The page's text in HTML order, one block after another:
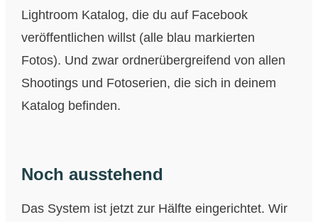
Lightroom Katalog, die du auf Facebook
veröffentlichen willst (alle blau markierten
Fotos). Und zwar ordnerübergreifend von allen
Shootings und Fotoserien, die sich in deinem
Katalog befinden.
Noch ausstehend
Das System ist jetzt zur Hälfte eingerichtet. Wir